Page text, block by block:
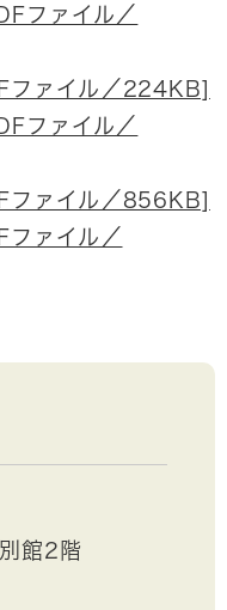
ファイル／
ファイル／224KB]
ファイル／
ファイル／856KB]
ァイル／
館2階